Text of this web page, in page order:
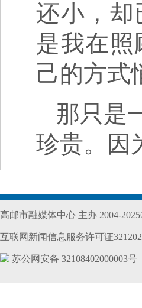
还小，却
是我在
己的方式
那只是
珍贵。因
高邮市融媒体中心 主办 2004-
互联网新闻信息服务许可证
苏公网安备 32108402000003号